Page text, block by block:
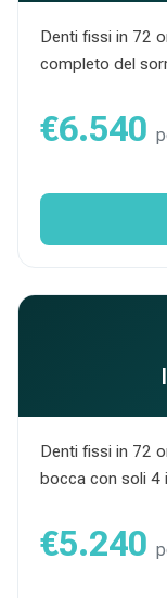
Denti fissi in 72
completo del
€6.540
Denti fissi in 72
bocca con soli 4
€5.240